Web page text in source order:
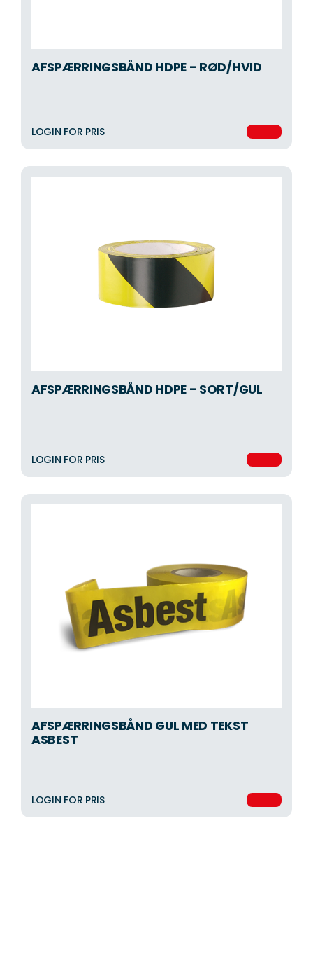
AFSPÆRRINGSBÅND HDPE - RØD/HVID
LOGIN FOR PRIS
AFSPÆRRINGSBÅND HDPE - SORT/GUL
LOGIN FOR PRIS
AFSPÆRRINGSBÅND GUL MED TEKST
ASBEST
LOGIN FOR PRIS